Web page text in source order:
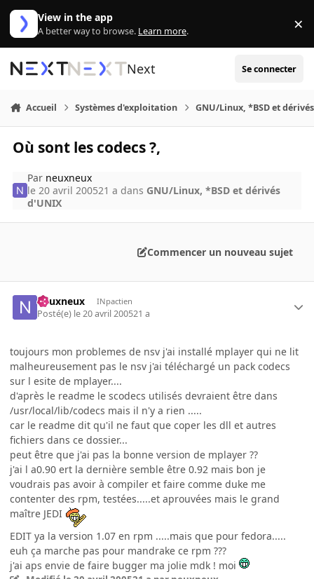
Aller au contenu
View in the app
A better way to browse. Learn more. ×
Next Se connecter
Accueil Systèmes d'exploitation GNU/Linux, *BSD et
Où sont les codecs ?,
Par neuxneux
le 20 avril 200521 a dans GNU/Linux, *BSD et dérivés
d'UNIX
Commencer un nouveau sujet
neuxneux INpactien
Posté(e) le 20 avril 200521 a
toujours mon problemes de nsv j'ai installé mplayer qui ne lit
malheureusement pas le nsv j'ai téléchargé un pack codecs
sur l esite de mplayer....
d'après le readme le scodecs utilisés devraient être dans
/usr/local/lib/codecs mais il n'y a rien .....
car le readme dit qu'il ne faut que coper les dll et autres
fichiers dans ce dossier...
peut être que j'ai pas la bonne version de mplayer ??
j'ai l a0.90 ert la dernière semble être 0.92 mais bon je
voudrais pas avoir à compiler et faire comme duke me
contenter des rpm, testées.....et aprouvées mais le grand
maître JEDI
EDIT ya la version 1.07 en rpm .....mais que pour fedora.....
euh ça marche pas pour mandrake ce rpm ???
j'ai aps envie de faire bugger ma jolie mdk ! moi